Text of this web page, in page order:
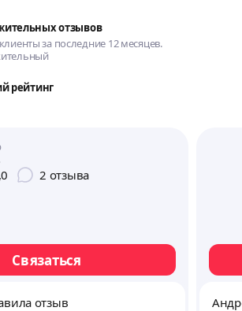
отзывов
за последние 12 месяцев.
рейтинг
2 отзыва
Связаться
отзыв